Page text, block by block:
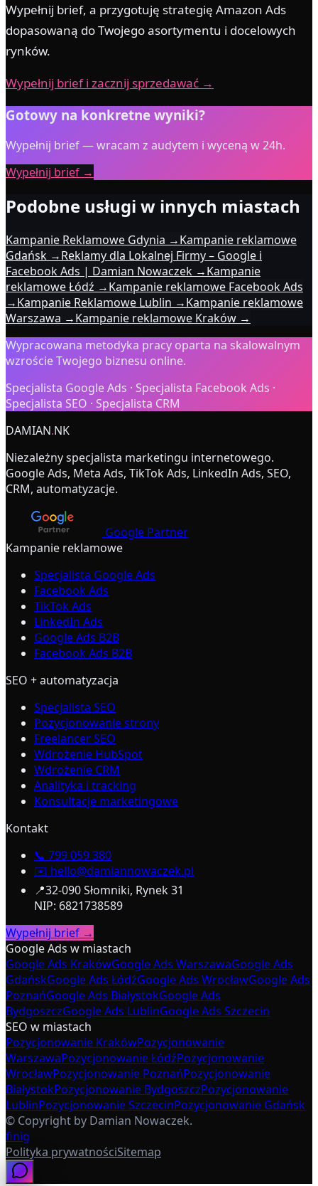
Wypełnij brief, a przygotuję strategię Amazon Ads
dopasowaną do Twojego asortymentu i docelowych
rynków.
Wypełnij brief i zacznij sprzedawać →
Gotowy na konkretne wyniki?
Wypełnij brief — wracam z audytem i wyceną w 24h.
Wypełnij brief →
Podobne usługi w innych miastach
Kampanie Reklamowe Gdynia →Kampanie reklamowe
Gdańsk →Reklamy dla Lokalnej Firmy – Google i
Facebook Ads | Damian Nowaczek →Kampanie
reklamowe Łódź →Kampanie reklamowe Facebook Ads
→Kampanie Reklamowe Lublin →Kampanie reklamowe
Warszawa →Kampanie reklamowe Kraków →
Wypracowana metodyka pracy oparta na skalowalnym
wzroście Twojego biznesu online.
Specjalista Google Ads · Specjalista Facebook Ads ·
Specjalista SEO · Specjalista CRM
DAMIAN.NK
Niezależny specjalista marketingu internetowego.
Google Ads, Meta Ads, TikTok Ads, LinkedIn Ads, SEO,
CRM, automatyzacje.
Google Partner
Kampanie reklamowe
Specjalista Google Ads
Facebook Ads
TikTok Ads
LinkedIn Ads
Google Ads B2B
Facebook Ads B2B
SEO + automatyzacja
Specjalista SEO
Pozycjonowanie strony
Freelancer SEO
Wdrożenie HubSpot
Wdrożenie CRM
Analityka i tracking
Konsultacje marketingowe
Kontakt
📞 799 059 380
✉️ hello@damiannowaczek.pl
📍32-090 Słomniki, Rynek 31
NIP: 6821738589
Wypełnij brief →
Google Ads w miastach
Google Ads KrakówGoogle Ads WarszawaGoogle Ads
GdańskGoogle Ads ŁódźGoogle Ads WrocławGoogle Ads
PoznańGoogle Ads BiałystokGoogle Ads
BydgoszczGoogle Ads LublinGoogle Ads Szczecin
SEO w miastach
Pozycjonowanie KrakówPozycjonowanie
WarszawaPozycjonowanie ŁódźPozycjonowanie
WrocławPozycjonowanie PoznańPozycjonowanie
BiałystokPozycjonowanie BydgoszczPozycjonowanie
LublinPozycjonowanie SzczecinPozycjonowanie Gdańsk
© Copyright by Damian Nowaczek.
finig
Polityka prywatnościSitemap